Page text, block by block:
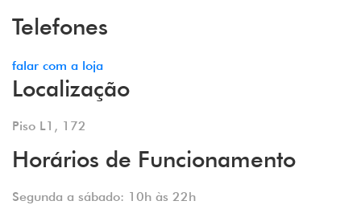
Telefones
falar com a loja
Localização
Piso L1, 172
Horários de Funcionamento
Segunda a sábado: 10h às 22h